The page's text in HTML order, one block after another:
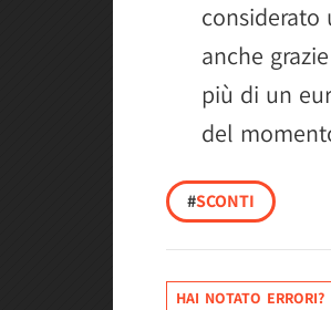
considerato
anche
più di un
del
#SCONTI
HAI NOTATO ERRORI?